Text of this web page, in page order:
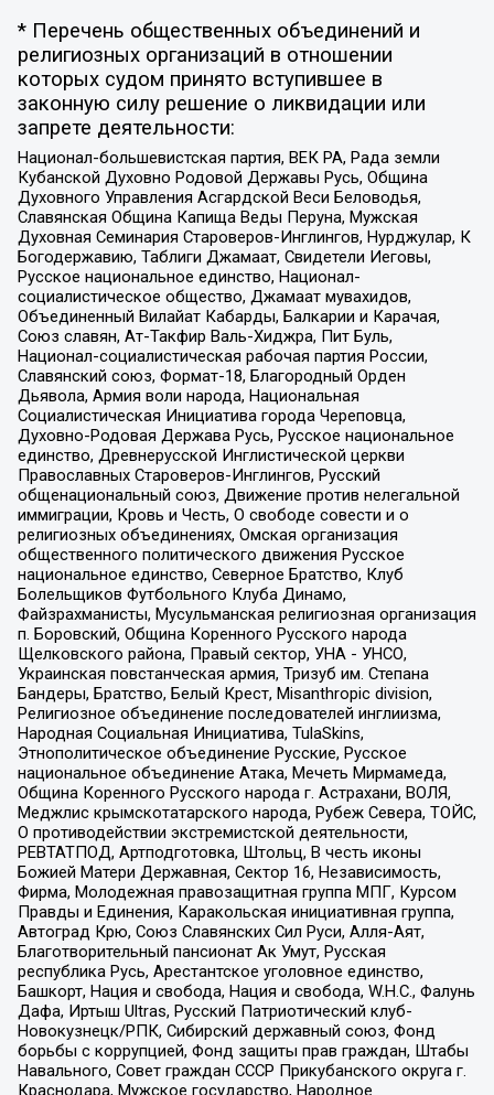
* Перечень общественных объединений и
религиозных организаций в отношении
которых судом принято вступившее в
законную силу решение о ликвидации или
запрете деятельности:
Национал-большевистская партия, ВЕК РА, Рада земли
Кубанской Духовно Родовой Державы Русь, Община
Духовного Управления Асгардской Веси Беловодья,
Славянская Община Капища Веды Перуна, Мужская
Духовная Семинария Староверов-Инглингов, Нурджулар, К
Богодержавию, Таблиги Джамаат, Свидетели Иеговы,
Русское национальное единство, Национал-
социалистическое общество, Джамаат мувахидов,
Объединенный Вилайат Кабарды, Балкарии и Карачая,
Союз славян, Ат-Такфир Валь-Хиджра, Пит Буль,
Национал-социалистическая рабочая партия России,
Славянский союз, Формат-18, Благородный Орден
Дьявола, Армия воли народа, Национальная
Социалистическая Инициатива города Череповца,
Духовно-Родовая Держава Русь, Русское национальное
единство, Древнерусской Инглистической церкви
Православных Староверов-Инглингов, Русский
общенациональный союз, Движение против нелегальной
иммиграции, Кровь и Честь, О свободе совести и о
религиозных объединениях, Омская организация
общественного политического движения Русское
национальное единство, Северное Братство, Клуб
Болельщиков Футбольного Клуба Динамо,
Файзрахманисты, Мусульманская религиозная организация
п. Боровский, Община Коренного Русского народа
Щелковского района, Правый сектор, УНА - УНСО,
Украинская повстанческая армия, Тризуб им. Степана
Бандеры, Братство, Белый Крест, Misanthropic division,
Религиозное объединение последователей инглиизма,
Народная Социальная Инициатива, TulaSkins,
Этнополитическое объединение Русские, Русское
национальное объединение Атака, Мечеть Мирмамеда,
Община Коренного Русского народа г. Астрахани, ВОЛЯ,
Меджлис крымскотатарского народа, Рубеж Севера, ТОЙС,
О противодействии экстремистской деятельности,
РЕВТАТПОД, Артподготовка, Штольц, В честь иконы
Божией Матери Державная, Сектор 16, Независимость,
Фирма, Молодежная правозащитная группа МПГ, Курсом
Правды и Единения, Каракольская инициативная группа,
Автоград Крю, Союз Славянских Сил Руси, Алля-Аят,
Благотворительный пансионат Ак Умут, Русская
республика Русь, Арестантское уголовное единство,
Башкорт, Нация и свобода, Нация и свобода, W.H.С., Фалунь
Дафа, Иртыш Ultras, Русский Патриотический клуб-
Новокузнецк/РПК, Сибирский державный союз, Фонд
борьбы с коррупцией, Фонд защиты прав граждан, Штабы
Навального, Совет граждан СССР Прикубанского округа г.
Краснодара, Мужское государство, Народное